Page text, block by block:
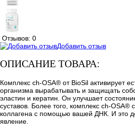
Отзывов: 0
Добавить отзыв
ОПИСАНИЕ ТОВАРА:
Комплекс ch-OSA® от BioSil активирует
организма вырабатывать и защищать
эластин и кератин. Он улучшает
суставов. Более того, комплекс ch-OSA®
коллагена с помощью вашей ДНК. И это
явление.